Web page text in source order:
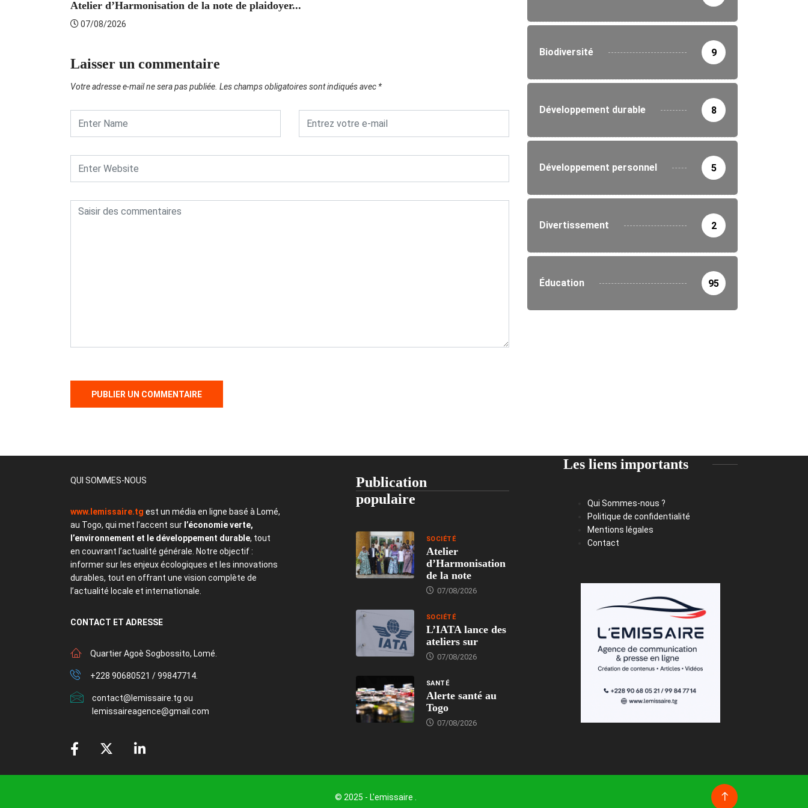
Atelier d’Harmonisation de la note de plaidoyer...
07/08/2026 07/08/2026
Laisser un commentaire
Votre adresse e-mail ne sera pas publiée. Les champs obligatoires sont indiqués avec *
Biodiversité 9
Développement durable 8
Développement personnel 5
Divertissement 2
Éducation 95
QUI SOMMES-NOUS
www.lemissaire.tg est un média en ligne basé à Lomé,
au Togo, qui met l’accent sur l’économie verte,
l’environnement et le développement durable, tout
en couvrant l’actualité générale. Notre objectif :
informer sur les enjeux écologiques et les innovations
durables, tout en offrant une vision complète de
l’actualité locale et internationale.
CONTACT ET ADRESSE
Quartier Agoè Sogbossito, Lomé.
+228 90680521 / 99847714.
contact@lemissaire.tg ou
lemissaireagence@gmail.com
Publication
populaire
SOCIÉTÉ
Atelier
d’Harmonisation
de la note
07/08/2026
SOCIÉTÉ
L’IATA lance des
ateliers sur
07/08/2026
SANTÉ
Alerte santé au
Togo
07/08/2026
Les liens importants
Qui Sommes-nous ?
Politique de confidentialité
Mentions légales
Contact
© 2025 - L'emissaire .